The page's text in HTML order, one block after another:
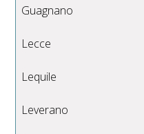
Guagnano
Lecce
Lequile
Leverano